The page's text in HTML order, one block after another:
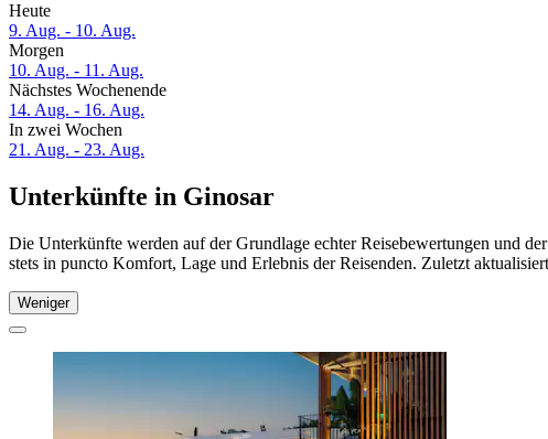
Heute
9. Aug. - 10. Aug.
Morgen
10. Aug. - 11. Aug.
Nächstes Wochenende
14. Aug. - 16. Aug.
In zwei Wochen
21. Aug. - 23. Aug.
Unterkünfte in Ginosar
Die Unterkünfte werden auf der Grundlage echter Reisebewertungen und
stets in puncto Komfort, Lage und Erlebnis der Reisenden. Zuletzt
Weniger